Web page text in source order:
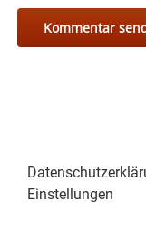
Einstellungen